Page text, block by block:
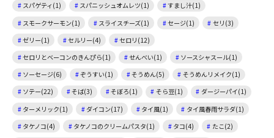
スパゲティ(1)
スパニッシュオムレツ(1)
すまし汁(1)
スモークサーモン(1)
スライスチーズ(1) セージ(1)
セリ(3)
ゼリー(1)
セルリー(4)
セロリ(12)
セロリとベーコンのきんぴら(1)
せんべい(1)
ソースシャスール(1)
ソーセージ(6)
ぞうすい(1) そうめん(5)
そうめんリメイク(1)
ソテー(22)
そば(3) そぼろ(1) そら豆(1)
ダージーパイ(1)
ターメリック(1)
ダイコン(17) タイ風(1)
タイ風春雨サラダ(1)
タケノコ(4)
タケノコのクリームパスタ(1) タコ(4)
たこ(2)